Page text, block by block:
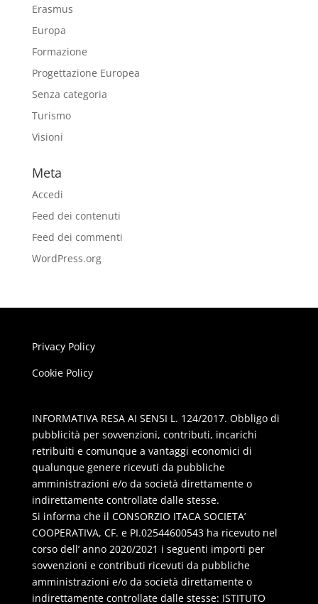
Erasmus
Europa
Formazione
Progettazione Europea
Senza categoria
Turismo
Visioni
Meta
Accedi
Feed dei contenuti
Feed dei commenti
WordPress.org
Privacy Policy
Cookie Policy
INFORMATIVA RESA AI SENSI L. 124/2017. Obbligo di
pubblicità per sovvenzioni, contributi, incarichi
retribuiti e comunque a vantaggi economici di
qualunque genere ricevuti da pubbliche
amministrazioni e/o da società direttamente o
indirettamente controllate dalle stesse.
Si informa che il CONSORZIO ITACA SOCIETA’
COOPERATIVA, CF. e PI.02544600543 ha ricevuto nel
corso dell’ anno 2020/2021 i seguenti importi per
sovvenzioni e contributi ricevuti da pubbliche
amministrazioni e/o da società direttamente o
indirettamente controllate dalle stesse: ISTITUTO